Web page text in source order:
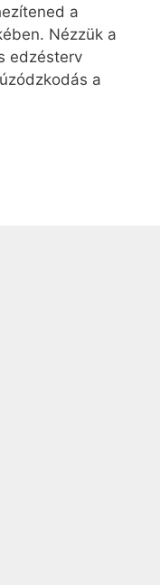
a
Nézzük a
edzésterv
a